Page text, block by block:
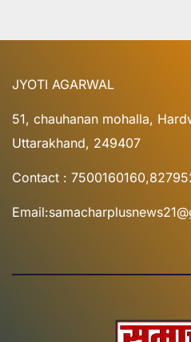
JYOTI AGARWAL
51, chauhanan mohalla,
Uttarakhand, 249407
Contact :